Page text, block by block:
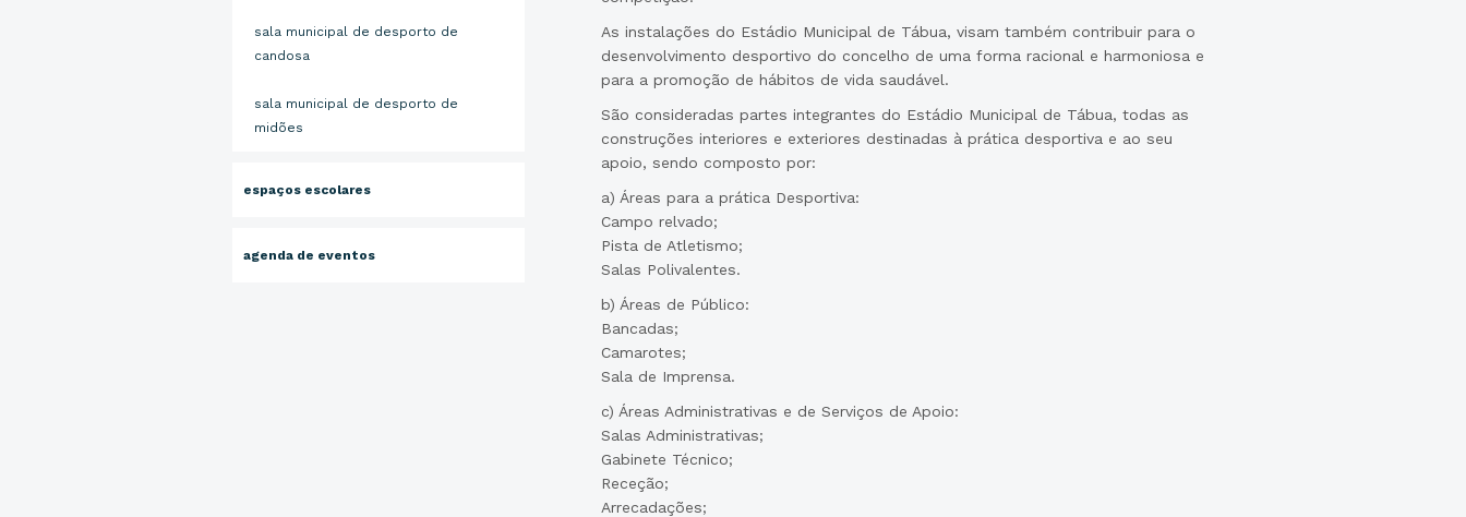
sala municipal de desporto de
candosa
sala municipal de desporto de
midões
espaços escolares
agenda de eventos
As instalações do Estádio Municipal de Tábua, visam também contribuir para o
desenvolvimento desportivo do concelho de uma forma racional e harmoniosa e
para a promoção de hábitos de vida saudável.
São consideradas partes integrantes do Estádio Municipal de Tábua, todas as
construções interiores e exteriores destinadas à prática desportiva e ao seu
apoio, sendo composto por:
a) Áreas para a prática Desportiva:
Campo relvado;
Pista de Atletismo;
Salas Polivalentes.
b) Áreas de Público:
Bancadas;
Camarotes;
Sala de Imprensa.
c) Áreas Administrativas e de Serviços de Apoio:
Salas Administrativas;
Gabinete Técnico;
Receção;
Arrecadações;